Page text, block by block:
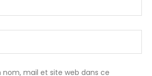
nom, mail et site web dans ce